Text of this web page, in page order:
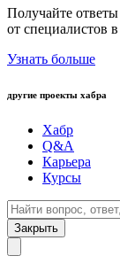
Получайте
от специалистов
Узнать больше
другие проекты хабра
Хабр
Q&A
Карьера
Курсы
Закрыть